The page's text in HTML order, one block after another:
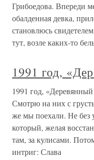
Грибоедова. Впереди
обалденная девка,
становлюсь
тут, возле каких-то
1991 год,
1991 год,
Смотрю на них с
же мы поехали. Не без
который, желая
там, за кулисами.
интриг: Слава